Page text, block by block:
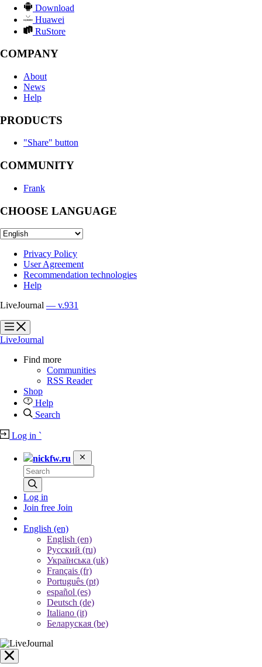
Download
Huawei
RuStore
COMPANY
About
News
Help
PRODUCTS
"Share" button
COMMUNITY
Frank
CHOOSE LANGUAGE
Privacy Policy
User Agreement
Recommendation technologies
Help
LiveJournal — v.931
?
?
LiveJournal
Find more
Communities
RSS Reader
Shop
Help
Search
Log in `
nickfw.ru
Log in
Join free Join
English (en)
English (en)
Русский (ru)
Українська (uk)
Français (fr)
Português (pt)
español (es)
Deutsch (de)
Italiano (it)
Беларуская (be)